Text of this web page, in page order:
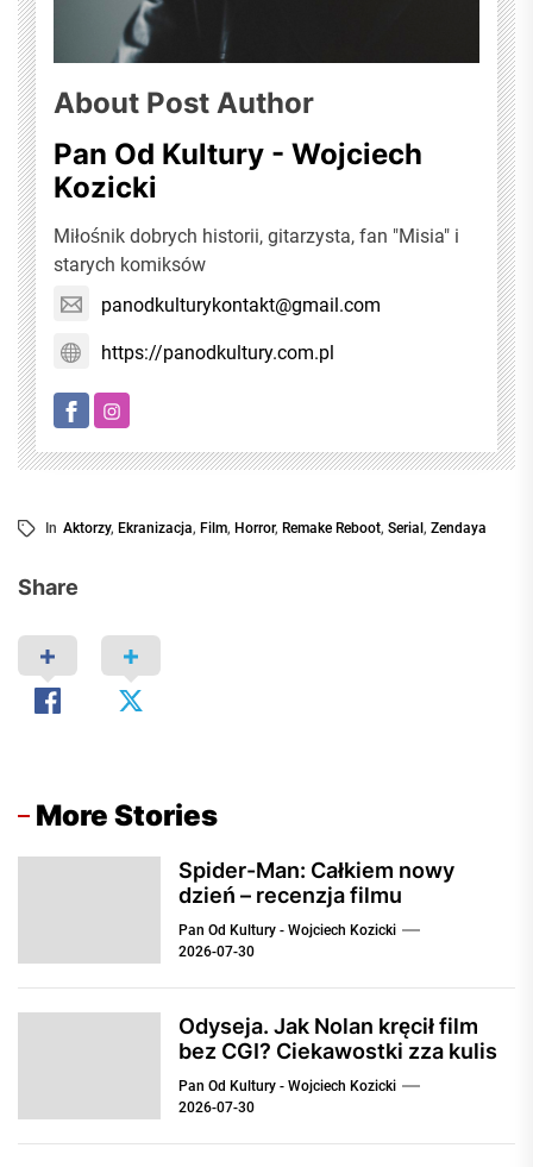
Share
About Post Author
Pan Od Kultury - Wojciech
Kozicki
Miłośnik dobrych historii, gitarzysta, fan "Misia" i
starych komiksów
panodkulturykontakt@gmail.com
https://panodkultury.com.pl
In Aktorzy, Ekranizacja, Film, Horror, Remake Reboot, Serial , Zendaya
More Stories
Spider-Man: Całkiem nowy
dzień – recenzja filmu
Pan Od Kultury - Wojciech Kozicki
2026-07-30
Odyseja. Jak Nolan kręcił film
bez CGI? Ciekawostki zza kulis
Pan Od Kultury - Wojciech Kozicki
2026-07-30